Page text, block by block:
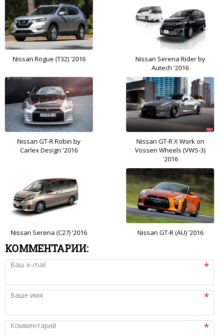
Nissan Rogue (T32) '2016
Nissan Serena Rider by
Autech '2016
Nissan GT-R Robin by
Carlex Design '2016
Nissan GT-R X Work on
Vossen Wheels (VWS-3)
'2016
Nissan Serena (C27) '2016 Nissan GT-R (AU) '2016
КОММЕНТАРИИ:
Ваш e-mail
Ваше имя
Комментарий